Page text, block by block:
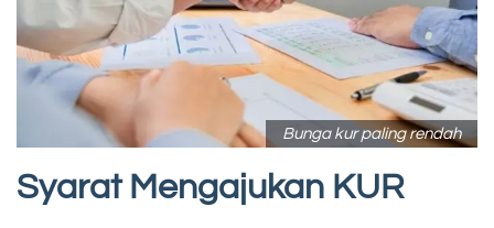
Bunga kur paling rendah
Syarat Mengajukan KUR